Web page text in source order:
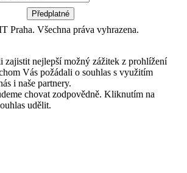
Praha. Všechna práva vyhrazena.
nejlepší možný zážitek z prohlížení
Vás požádali o souhlas s využitím
i naše partnery.
chovat zodpovědně. Kliknutím na
udělit.